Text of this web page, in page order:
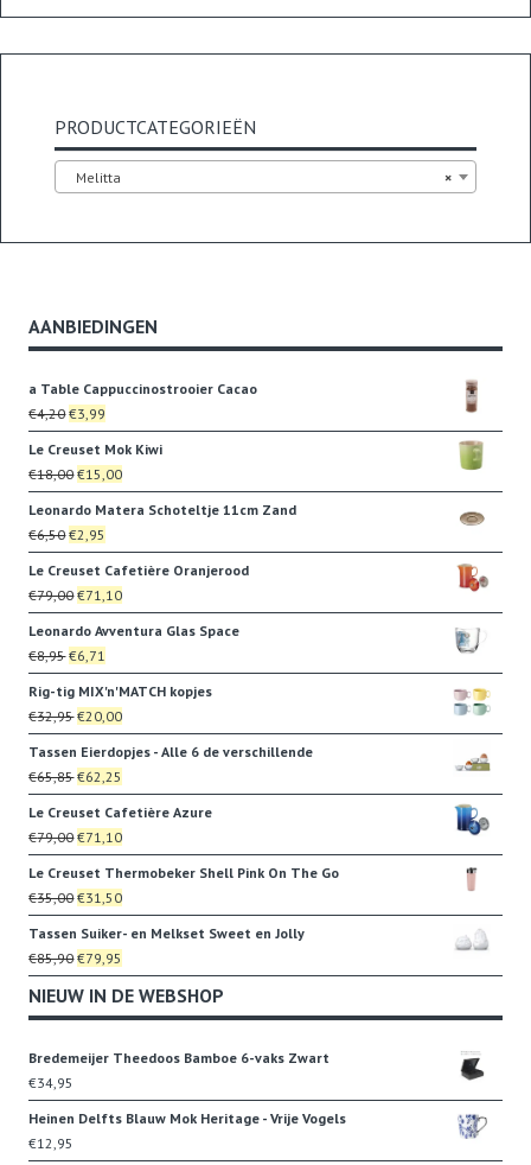
PRODUCTCATEGORIEËN
×
Melitta
AANBIEDINGEN
a Table Cappuccinostrooier Cacao
€4,20Oorspronkelijke
prijs
was:
€4,20.
€3,99
prijs
is:
€3,99.
Le Creuset Mok Kiwi
€18,00Oorspronkelijke
prijs
was:
€18,00.
€15,00Huidige
prijs
Leonardo Matera Schoteltje 11cm Zand
€6,50Oorspronkelijke
prijs
was:
€6,50.
€2,95
prijs
is:
€2,95.
Le Creuset Cafetière Oranjerood
€79,00Oorspronkelijke
prijs
was:
€79,00.
€71,10Huidige
prijs
Leonardo Avventura Glas Space
€8,95Oorspronkelijke
prijs
was:
€8,95.
€6,71
prijs
is:
€6,71.
Rig-tig MIX'n'MATCH kopjes
€32,95Oorspronkelijke
prijs
was:
€32,95.
€20,00Huidige
prijs
is:
€20,00.
Tassen Eierdopjes - Alle 6 de verschillende
€65,85Oorspronkelijke
prijs
was:
€65,85.
€62,25
prijs
is:
€62,25.
Le Creuset Cafetière Azure
€79,00Oorspronkelijke
prijs
was:
€79,00.
€71,10Huidige
prijs
is:
€71,10.
Le Creuset Thermobeker Shell Pink On The Go
€35,00Oorspronkelijke
prijs
was:
€35,00.
€31,50Huidige
prijs
is:
€31,50.
Tassen Suiker- en Melkset Sweet en Jolly
€85,90Oorspronkelijke
prijs
was:
€79,95
prijs
is:
NIEUW IN DE WEBSHOP
Bredemeijer Theedoos Bamboe 6-vaks Zwart
€34,95
Heinen Delfts Blauw Mok Heritage - Vrije Vogels
€12,95